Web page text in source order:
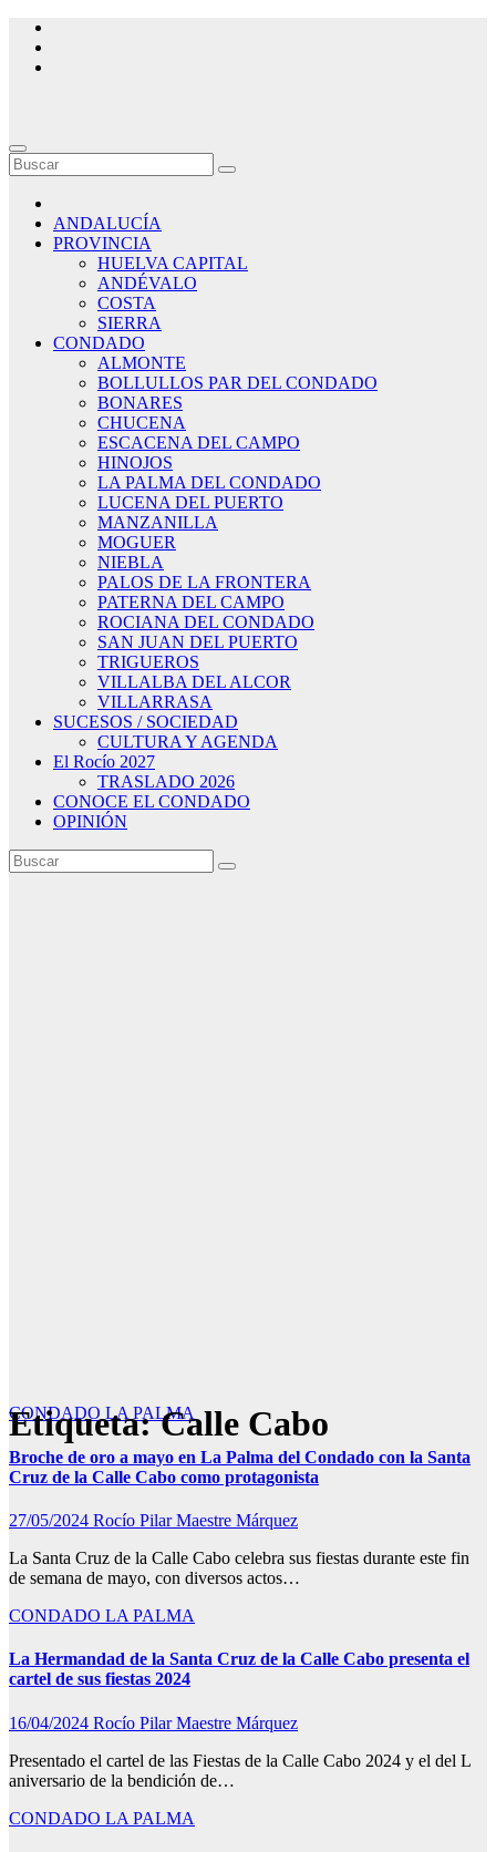
Saltar
contenido
ANDALUCÍA
PROVINCIA
HUELVA CAPITAL
ANDÉVALO
COSTA
SIERRA
CONDADO
ALMONTE
BOLLULLOS PAR DEL CONDADO
BONARES
CHUCENA
ESCACENA DEL CAMPO
HINOJOS
LA PALMA DEL CONDADO
LUCENA DEL PUERTO
MANZANILLA
MOGUER
NIEBLA
PALOS DE LA FRONTERA
PATERNA DEL CAMPO
ROCIANA DEL CONDADO
SAN JUAN DEL PUERTO
TRIGUEROS
VILLALBA DEL ALCOR
VILLARRASA
SUCESOS / SOCIEDAD
CULTURA Y AGENDA
El Rocío 2027
TRASLADO 2026
CONOCE EL CONDADO
OPINIÓN
Etiqueta:Calle Cabo
CONDADO LA PALMA
Broche de oro a mayo en La Palma del Condado con la Santa
Cruz de la Calle Cabo como protagonista
27/05/2024 Rocío Pilar Maestre Márquez
La Santa Cruz de la Calle Cabo celebra sus fiestas durante este fin
de semana de mayo, con diversos actos…
CONDADO LA PALMA
La Hermandad de la Santa Cruz de la Calle Cabo presenta el
cartel de sus fiestas 2024
16/04/2024 Rocío Pilar Maestre Márquez
Presentado el cartel de las Fiestas de la Calle Cabo 2024 y el del L
aniversario de la bendición de…
CONDADO LA PALMA